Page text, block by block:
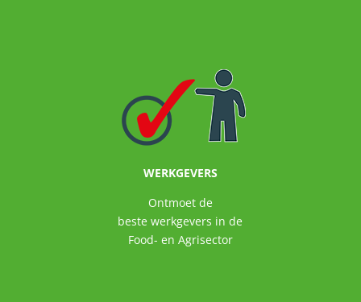
WERKGEVERS
Ontmoet de
beste werkgevers in de
Food- en Agrisector